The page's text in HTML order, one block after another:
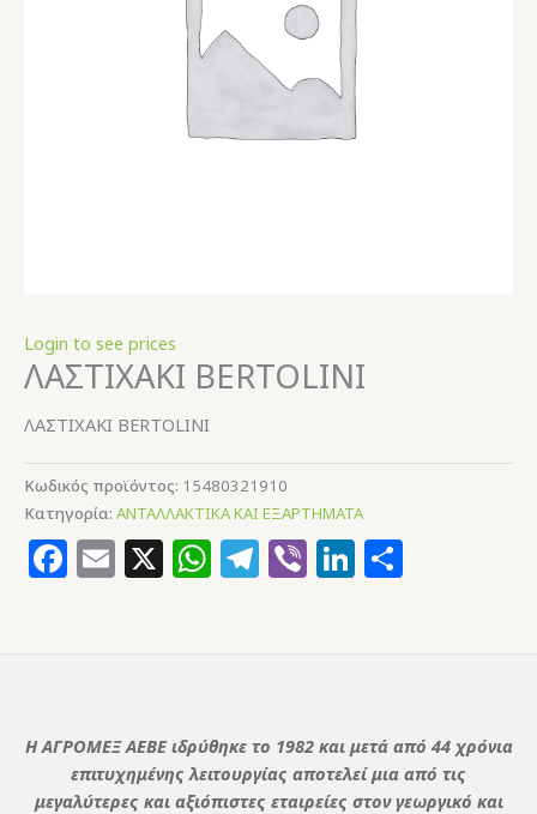
Login to see prices
ΛΑΣΤΙΧΑΚΙ ΒΕRTOLINI
ΛΑΣΤΙΧΑΚΙ ΒΕRTOLINI
Κωδικός προϊόντος: 15480321910
Κατηγορία: ΑΝΤΑΛΛΑΚΤΙΚΑ ΚΑΙ ΕΞΑΡΤΗΜΑΤΑ
Facebook
Email
X WhatsApp
Telegram
ViberLinkedIn
Η ΑΓΡΟΜΕΞ ΑΕΒΕ ιδρύθηκε το 1982 και μετά από 44 χρόνια
επιτυχημένης λειτουργίας αποτελεί μια από τις
μεγαλύτερες και αξιόπιστες εταιρείες στον γεωργικό και